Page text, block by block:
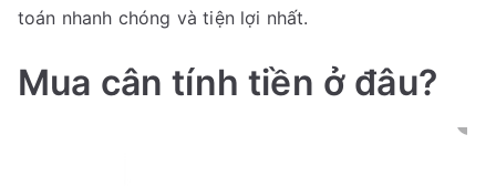
toán nhanh chóng và tiện lợi nhất.
Mua cân tính tiền ở đâu?